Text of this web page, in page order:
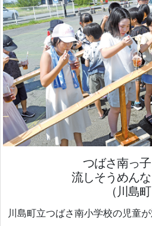
つばさ南っ
流しそうめん
（川島町